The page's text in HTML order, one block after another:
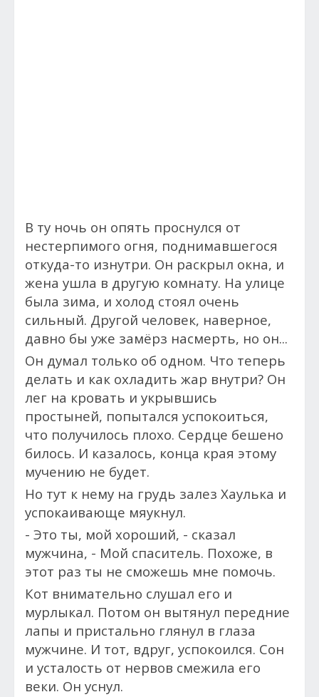
В ту ночь он опять проснулся от
нестерпимого огня, поднимавшегося
откуда-то изнутри. Он раскрыл окна, и
жена ушла в другую комнату. На улице
была зима, и холод стоял очень
сильный. Другой человек, наверное,
давно бы уже замёрз насмерть, но он...
Он думал только об одном. Что теперь
делать и как охладить жар внутри? Он
лег на кровать и укрывшись
простыней, попытался успокоиться,
что получилось плохо. Сердце бешено
билось. И казалось, конца края этому
мучению не будет.
Но тут к нему на грудь залез Хаулька и
успокаивающе мяукнул.
- Это ты, мой хороший, - сказал
мужчина, - Мой спаситель. Похоже, в
этот раз ты не сможешь мне помочь.
Кот внимательно слушал его и
мурлыкал. Потом он вытянул передние
лапы и пристально глянул в глаза
мужчине. И тот, вдруг, успокоился. Сон
и усталость от нервов смежила его
веки. Он уснул.